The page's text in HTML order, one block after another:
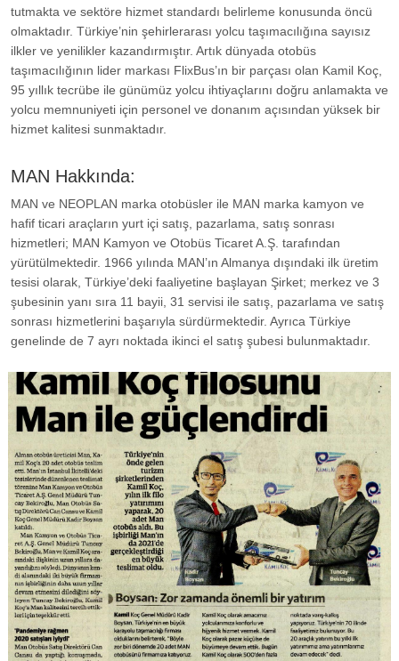
tutmakta ve sektöre hizmet standardı belirleme konusunda öncü
olmaktadır. Türkiye’nin şehirlerarası yolcu taşımacılığına sayısız
ilkler ve yenilikler kazandırmıştır. Artık dünyada otobüs
taşımacılığının lider markası FlixBus’ın bir parçası olan Kamil Koç,
95 yıllık tecrübe ile günümüz yolcu ihtiyaçlarını doğru anlamakta ve
yolcu memnuniyeti için personel ve donanım açısından yüksek bir
hizmet kalitesi sunmaktadır.
MAN Hakkında:
MAN ve NEOPLAN marka otobüsler ile MAN marka kamyon ve
hafif ticari araçların yurt içi satış, pazarlama, satış sonrası
hizmetleri; MAN Kamyon ve Otobüs Ticaret A.Ş. tarafından
yürütülmektedir. 1966 yılında MAN’ın Almanya dışındaki ilk üretim
tesisi olarak, Türkiye’deki faaliyetine başlayan Şirket; merkez ve 3
şubesinin yanı sıra 11 bayii, 31 servisi ile satış, pazarlama ve satış
sonrası hizmetlerini başarıyla sürdürmektedir. Ayrıca Türkiye
genelinde de 7 ayrı noktada ikinci el satış şubesi bulunmaktadır.
GÖRSELI GÖR